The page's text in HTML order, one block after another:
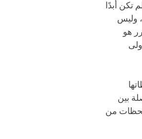
تكن أبدًا
وليس
هو
بين
لحظات من